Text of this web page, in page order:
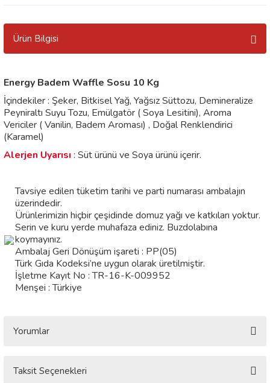
Ürün Bilgisi
Energy Badem Waffle Sosu 10 Kg
İçindekiler : Şeker, Bitkisel Yağ, Yağsız Süttozu, Demineralize
Peyniraltı Suyu Tozu, Emülgatör ( Soya Lesitini), Aroma
Vericiler ( Vanilin, Badem Aroması) , Doğal Renklendirici
(Karamel)
Alerjen Uyarısı : Süt ürünü ve Soya ürünü içerir.
Tavsiye edilen tüketim tarihi ve parti numarası ambalajın
üzerindedir.
Ürünlerimizin hiçbir çeşidinde domuz yağı ve katkıları yoktur.
Serin ve kuru yerde muhafaza ediniz. Buzdolabına
koymayınız.
Ambalaj Geri Dönüşüm işareti : PP(05)
Türk Gıda Kodeksi’ne uygun olarak üretilmiştir.
İşletme Kayıt No : TR-16-K-009952
Menşei : Türkiye
Yorumlar
Bu ürüne ilk yorumu siz yapın!
Taksit Seçenekleri